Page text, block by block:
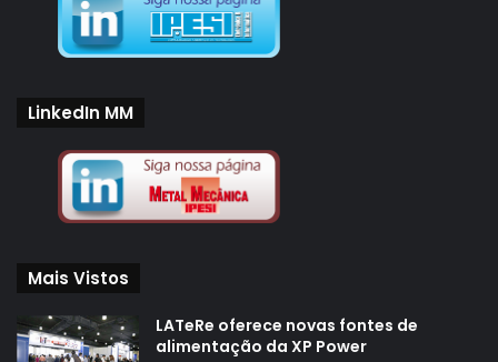
LinkedIn MM
Mais Vistos
LATeRe oferece novas fontes de
alimentação da XP Power